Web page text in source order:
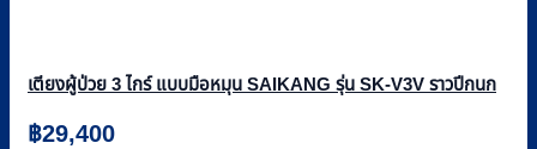
เตียงผู้ป่วย 3 ไกร์ แบบมือหมุน SAIKANG รุ่น SK-V3V ราวปีกนก
฿29,400